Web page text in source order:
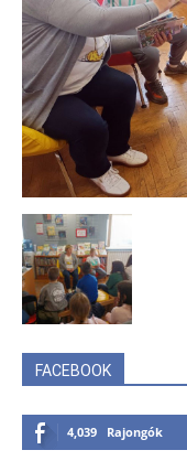
FACEBOOK
4,039 Rajongók